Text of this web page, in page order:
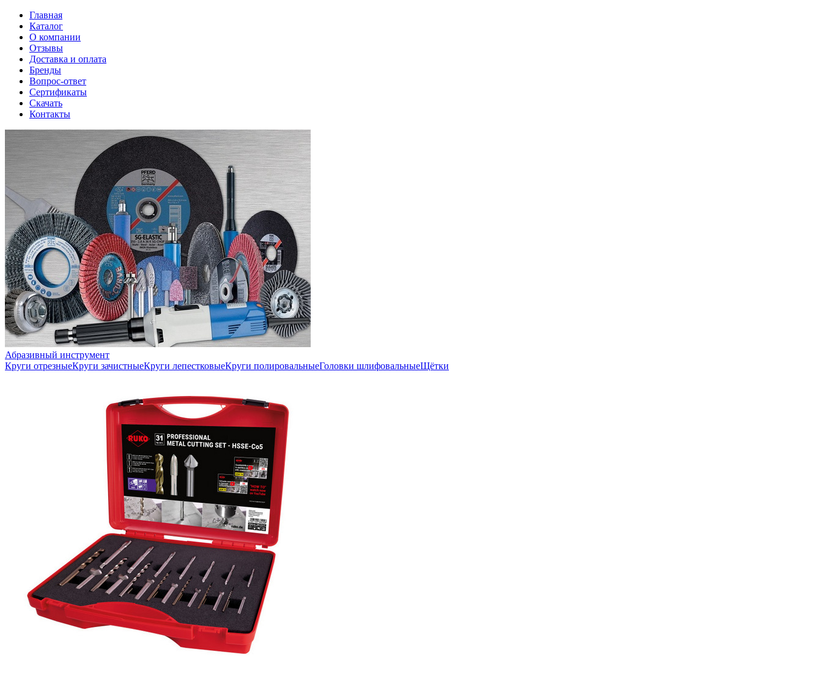
Главная
Каталог
О компании
Отзывы
Доставка и оплата
Бренды
Вопрос-ответ
Сертификаты
Скачать
Контакты
Абразивный инструмент
Круги отрезныеКруги зачистныеКруги лепестковыеКруги полировальныеГоловки шлифовальныеЩётки